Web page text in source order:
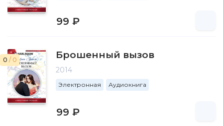
99 ₽
0 / 0 Брошенный вызов
2014
Электронная Аудиокнига
99 ₽